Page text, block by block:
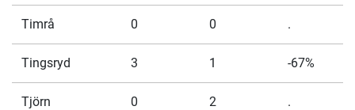
Timrå 0 0 .
Tingsryd 3 1 -67%
Tjörn 0 2 .